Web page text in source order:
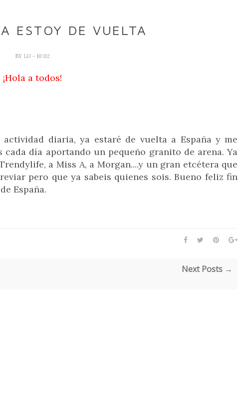
ESTOY DE VUELTA
BY LU - 10:02
¡Hola a todos!
diaria, ya estaré de vuelta a España y me
día aportando un pequeño granito de arena. Ya
a Miss A, a Morgan....y un gran etcétera que
pero que ya sabeis quienes sois. Bueno feliz fin
España.
Next Posts →